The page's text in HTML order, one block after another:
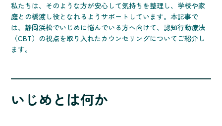
私たちは、そのような方が安心して気持ちを整理し、学校や家
庭との橋渡し役となれるようサポートしています。本記事で
は、静岡浜松でいじめに悩んでいる方へ向けて、認知行動療法
（CBT）の視点を取り入れたカウンセリングについてご紹介し
ます。
いじめとは何か